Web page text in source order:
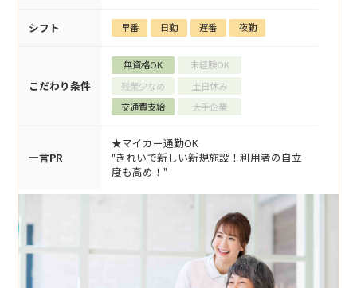
シフト 早番 日勤 遅番 夜勤
こだわり条件
無資格OK
未経験OK
残業少なめ
土日休み
交通費支給
大手企業
一言PR
★マイカー通勤OK
"きれいで新しい新規施設！利用者の自立
度も高め！"